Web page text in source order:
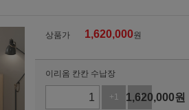
상품가 1,620,000원
이리옴 칸칸 수납장
+1 -1
1,620,000원